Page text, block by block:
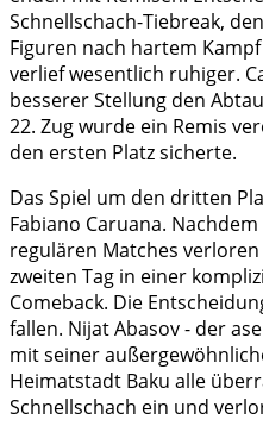
Schnellschach-Tiebreak,
Figuren nach hartem
verlief wesentlich ruhiger.
besserer Stellung den
22. Zug wurde ein Remis
den ersten Platz sicherte.
Das Spiel um den dritten
Fabiano Caruana.
regulären Matches
zweiten Tag in einer
Comeback. Die
fallen. Nijat Abasov - der
mit seiner
Heimatstadt Baku alle
Schnellschach ein und